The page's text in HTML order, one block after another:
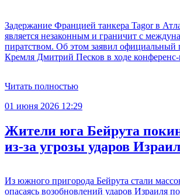
Задержание Францией танкера Tagor в
является незаконным и граничит с
пиратством. Об этом заявил официальный
Кремля Дмитрий Песков в ходе конференс-
Читать полностью
01 июня 2026 12:29
Жители юга Бейрута
из-за угрозы ударов
Из южного пригорода Бейрута стали
опасаясь возобновлений ударов Израиля